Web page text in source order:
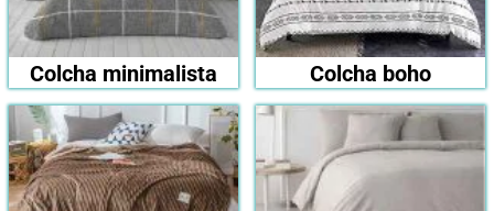
Colcha minimalista Colcha boho